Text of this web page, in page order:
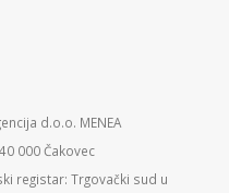
d.o.o. MENEA
000 Čakovec
registar: Trgovački sud u